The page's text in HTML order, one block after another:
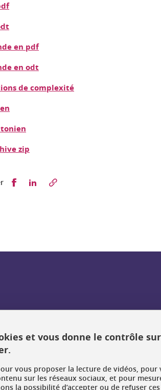
en pdf
en odt
de complexité
zip
Partager sur Facebook
Partager sur LinkedIn
de confidentialité
et vous donne le contrôle
vous proposer la lecture de vidéos, pour
sur les réseaux sociaux, et pour
la possibilité d’accepter ou de refuser